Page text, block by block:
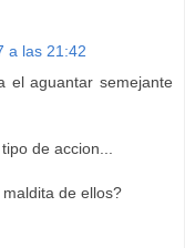
a las 21:42
el aguantar semejante
de accion...
de ellos?